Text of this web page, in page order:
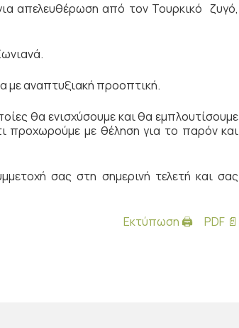
απελευθέρωση από τον Τουρκικό ζυγό,
με αναπτυξιακή προοπτική.
θα ενισχύσουμε και θα εμπλουτίσουμε
προχωρούμε με θέληση για το παρόν και
σας στη σημερινή τελετή και σας
Εκτύπωση 🖨
PDF 📄